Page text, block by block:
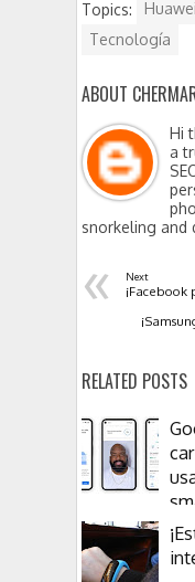
Topics: Huawei
Tecnología
ABOUT
Hi
a
snorkeling and
« Next
¡Facebook
RELATED POSTS